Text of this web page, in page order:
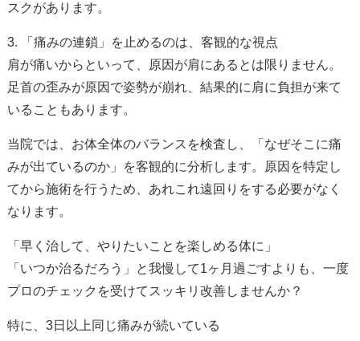
スクがあります。
3. 「痛みの連鎖」を止めるのは、客観的な視点
肩が痛いからといって、原因が肩にあるとは限りません。
足首の歪みが原因で姿勢が崩れ、結果的に肩に負担が来て
いることもあります。
当院では、お体全体のバランスを検査し、「なぜそこに痛
みが出ているのか」を客観的に分析します。原因を特定し
てから施術を行うため、あれこれ遠回りをする必要がなく
なります。
「早く治して、やりたいことを楽しめる体に」
「いつか治るだろう」と我慢して1ヶ月過ごすよりも、一度
プロのチェックを受けてスッキリ改善しませんか？
特に、3日以上同じ痛みが続いている